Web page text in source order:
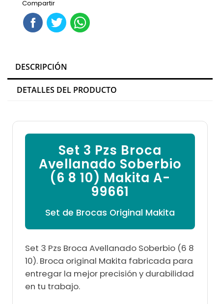
Compartir
DESCRIPCIÓN
DETALLES DEL PRODUCTO
Set 3 Pzs Broca
Avellanado Soberbio
(6 8 10) Makita A-
99661
Set de Brocas Original Makita
Set 3 Pzs Broca Avellanado Soberbio (6 8
10). Broca original Makita fabricada para
entregar la mejor precisión y durabilidad
en tu trabajo.